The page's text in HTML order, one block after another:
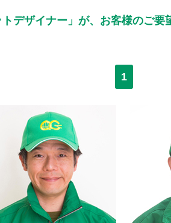
デザイナー」が、お客様のご要
1